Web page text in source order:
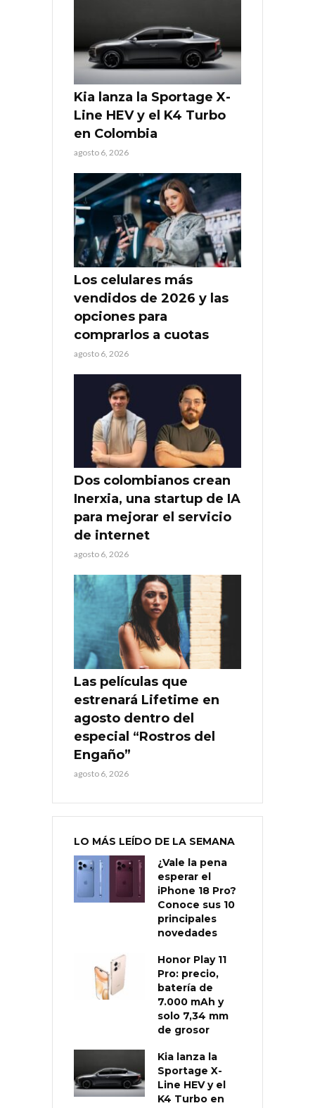
Kia lanza la Sportage X-
Line HEV y el K4 Turbo
en Colombia
agosto 6, 2026
Los celulares más
vendidos de 2026 y las
opciones para
comprarlos a cuotas
agosto 6, 2026
Dos colombianos crean
Inerxia, una startup de IA
para mejorar el servicio
de internet
agosto 6, 2026
Las películas que
estrenará Lifetime en
agosto dentro del
especial “Rostros del
Engaño”
agosto 6, 2026
LO MÁS LEÍDO DE LA SEMANA
¿Vale la pena
esperar el
iPhone 18 Pro?
Conoce sus 10
principales
novedades
Honor Play 11
Pro: precio,
batería de
7.000 mAh y
solo 7,34 mm
de grosor
Kia lanza la
Sportage X-
Line HEV y el
K4 Turbo en